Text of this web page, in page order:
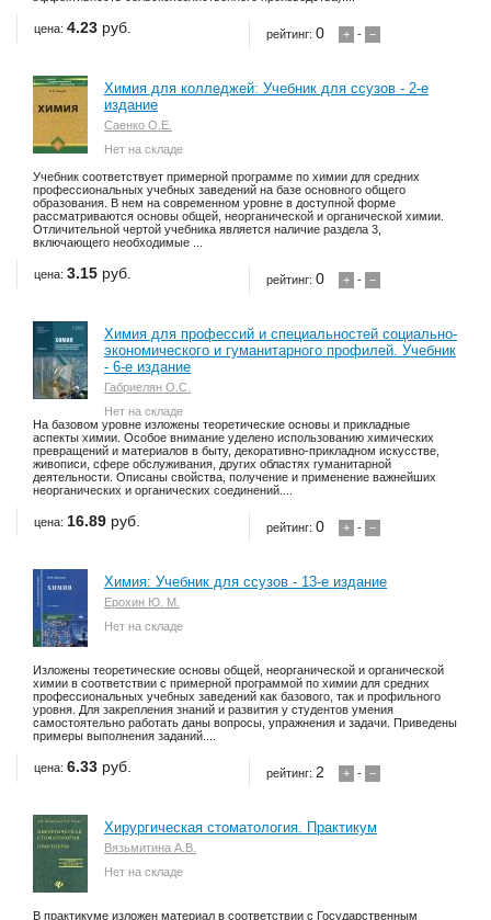
рейтинг:0 + - −
цена: 4.23 руб.
Химия для колледжей: Учебник для ссузов - 2-е
издание
Саенко О.Е.
Нет на складе
Учебник соответствует примерной программе по химии для средних
профессиональных учебных заведений на базе основного общего
образования. В нем на современном уровне в доступной форме
рассматриваются основы общей, неорганической и органической химии.
Отличительной чертой учебника является наличие раздела 3,
включающего необходимые ...
рейтинг:0 + - −
цена: 3.15 руб.
Химия для профессий и специальностей социально-
экономического и гуманитарного профилей. Учебник
- 6-е издание
Габриелян О.С.
Нет на складе
На базовом уровне изложены теоретические основы и прикладные
аспекты химии. Особое внимание уделено использованию химических
превращений и материалов в быту, декоративно-прикладном искусстве,
живописи, сфере обслуживания, других областях гуманитарной
деятельности. Описаны свойства, получение и применение важнейших
неорганических и органических соединений....
рейтинг:0 + - −
цена: 16.89 руб.
Химия: Учебник для ссузов - 13-е издание
Ерохин Ю. М.
Нет на складе
Изложены теоретические основы общей, неорганической и органической
химии в соответствии с примерной программой по химии для средних
профессиональных учебных заведений как базового, так и профильного
уровня. Для закрепления знаний и развития у студентов умения
самостоятельно работать даны вопросы, упражнения и задачи. Приведены
примеры выполнения заданий....
рейтинг: 2 + - −
цена: 6.33 руб.
Хирургическая стоматология. Практикум
Вязьмитина А.В.
Нет на складе
В практикуме изложен материал в соответствии с Государственным